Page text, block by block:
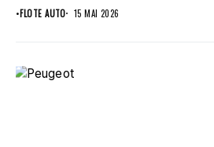
•FLOTE AUTO 15 MAI 2026